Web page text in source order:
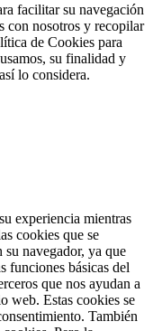
facilitar su navegación
con nosotros y recopilar
de Cookies para
su finalidad y
lo considera.
experiencia mientras
cookies que se
su navegador, ya que
funciones básicas del
que nos ayudan a
web. Estas cookies se
También